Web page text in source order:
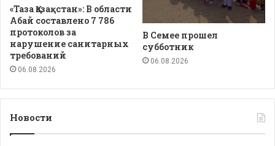
«Таза Қазақстан»: В области
Абай составлено 7 786
протоколов за
нарушение санитарных
требований
06.08.2026
В Семее прошел
субботник
06.08.2026
Новости